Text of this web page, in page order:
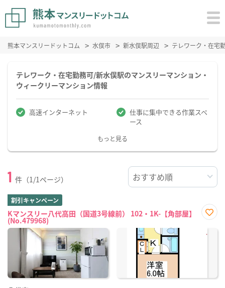
熊本マンスリードットコム 水俣市 新水俣駅周辺 テレワーク・在宅
テレワーク・在宅勤務可/新水俣駅のマンスリーマンション・
ウィークリーマンション情報
高速インターネット
仕事に集中できる作業スペ
ース
もっと見る
1 件（1/1ページ）
割引キャンペーン
Kマンスリー八代高田（国道3号線前） 102・1K-【角部屋】
(No.479968)
に入
り登